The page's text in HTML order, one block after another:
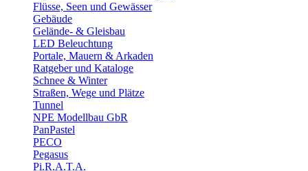
Flüsse, Seen und Gewässer
Gebäude
Gelände- & Gleisbau
LED Beleuchtung
Portale, Mauern & Arkaden
Ratgeber und Kataloge
Schnee & Winter
Straßen, Wege und Plätze
Tunnel
NPE Modellbau GbR
PanPastel
PECO
Pegasus
Pi.R.A.T.A.